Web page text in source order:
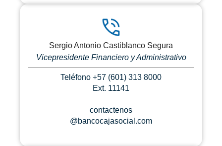
Sergio Antonio Castiblanco Segura
Vicepresidente Financiero y Administrativo
Teléfono +57 (601) 313 8000
Ext. 11141
contactenos
@bancocajasocial.com